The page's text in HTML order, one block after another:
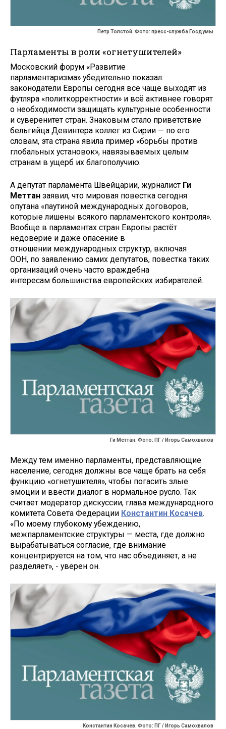
Петр Толстой. Фото: пресс-служба Госдумы
Парламенты в роли «огнетушителей»
Московский форум «Развитие
парламентаризма» убедительно показал:
законодатели Европы сегодня всё чаще выходят из
футляра «политкорректности» и всё активнее говорят
о необходимости защищать культурные особенности
и суверенитет стран. Знаковым стало приветствие
бельгийца Девинтера коллег из Сирии — по его
словам, эта страна явила пример «борьбы против
глобальных установок», навязываемых целым
странам в ущерб их благополучию.
А депутат парламента Швейцарии, журналист Ги
Меттан заявил, что мировая повестка сегодня
опутана «паутиной международных договоров,
которые лишены всякого парламентского контроля».
Вообще в парламентах стран Европы растёт
недоверие и даже опасение в
отношении международных структур, включая
ООН, по заявлению самих депутатов, повестка таких
организаций очень часто враждебна
интересам большинства европейских избирателей.
Ги Меттан. Фото: ПГ / Игорь Самохвалов
Между тем именно парламенты, представляющие
население, сегодня должны все чаще брать на себя
функцию «огнетушителя», чтобы погасить злые
эмоции и ввести диалог в нормальное русло. Так
считает модератор дискуссии, глава международного
комитета Совета Федерации Константин Косачев.
«По моему глубокому убеждению,
межпарламентские структуры — места, где должно
вырабатываться согласие, где внимание
концентрируется на том, что нас объединяет, а не
разделяет», - уверен он.
Константин Косачев. Фото: ПГ / Игорь Самохвалов